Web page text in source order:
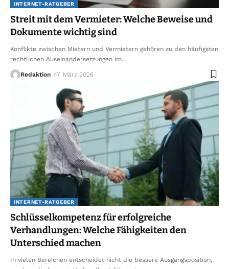
INTERNET-RATGEBER
Streit mit dem Vermieter: Welche Beweise und
Dokumente wichtig sind
Konflikte zwischen Mietern und Vermietern gehören zu den häufigsten
rechtlichen Auseinandersetzungen im…
Redaktion 17. März 2026
INTERNET-RATGEBER
Schlüsselkompetenz für erfolgreiche
Verhandlungen: Welche Fähigkeiten den
Unterschied machen
In vielen Bereichen entscheidet nicht die bessere Ausgangsposition,